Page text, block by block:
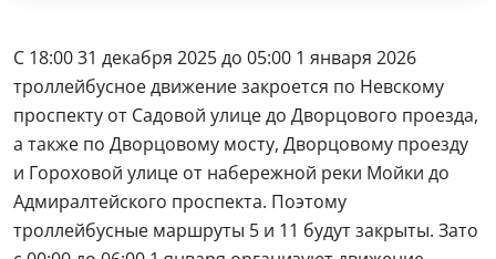
С 18:00 31 декабря 2025 до 05:00 1 января 2026
троллейбусное движение закроется по Невскому
проспекту от Садовой улице до Дворцового проезда,
а также по Дворцовому мосту, Дворцовому проезду
и Гороховой улице от набережной реки Мойки до
Адмиралтейского проспекта. Поэтому
троллейбусные маршруты 5 и 11 будут закрыты. Зато